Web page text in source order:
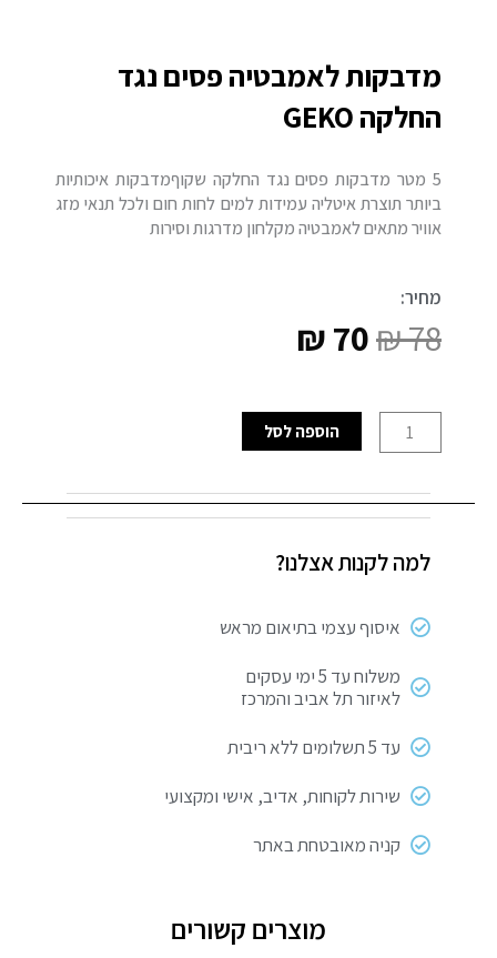
מדבקות לאמבטיה פסים נגד
החלקה GEKO
5 מטר מדבקות פסים נגד החלקה שקוףמדבקות איכותיות
ביותר תוצרת איטליה עמידות למים לחות חום ולכל תנאי מזג
אוויר מתאים לאמבטיה מקלחון מדרגות וסירות
מחיר:
₪78
המקורי
היה:
₪ 78.
₪70
הנוכחי
הוא:
₪ 70.
של
לאמבטיה
נגד
GEKO
הוספה לסל
למה לקנות אצלנו?
איסוף עצמי בתיאום מראש
משלוח עד 5 ימי עסקים
לאיזור תל אביב והמרכז
עד 5 תשלומים ללא ריבית
שירות לקוחות, אדיב, אישי ומקצועי
קניה מאובטחת באתר
מוצרים קשורים